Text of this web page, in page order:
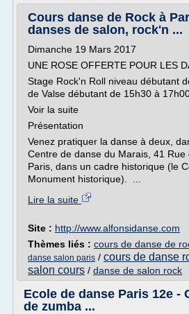
Cours danse de Rock à
danses de salon, rock'n ...
Dimanche 19 Mars 2017
UNE ROSE OFFERTE POUR LES
Stage Rock'n Roll niveau débutant
de Valse débutant de 15h30 à
Voir la suite
Présentation
Venez pratiquer la danse à deux,
Centre de danse du Marais, 41 Rue
Paris, dans un cadre historique (le
Monument historique). ...
Lire la suite
Site : http://www.alfonsidanse.com
Thèmes liés : cours de danse de
danse salon paris / cours de danse
salon cours / danse de salon rock
Ecole de danse Paris 12e -
de zumba ...